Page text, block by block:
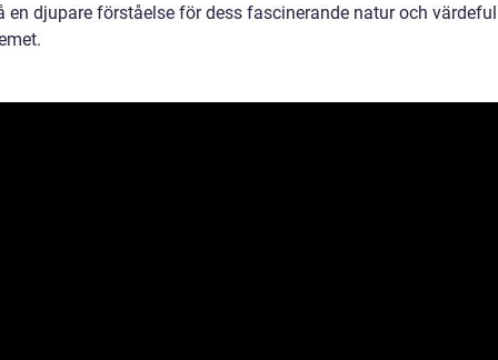
en djupare förståelse för dess fascinerande natur och